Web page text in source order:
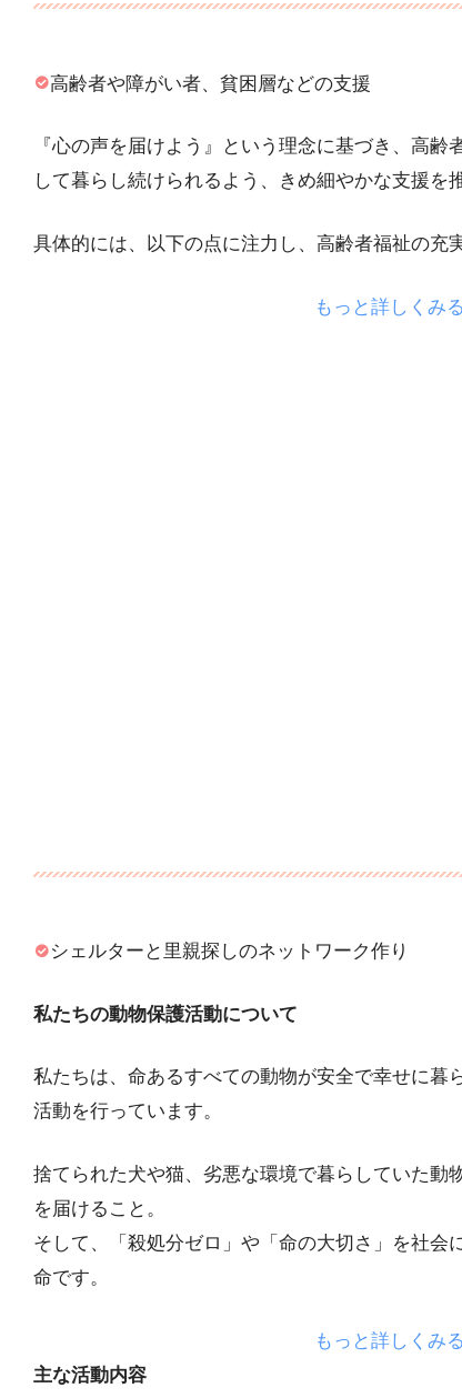
高齢者や障がい者、貧困層などの支援
『心の声を届けよう』という理念に基づき、高
して暮らし続けられるよう、きめ細やかな支援を
具体的には、以下の点に注力し、高齢者福祉の充
もっと詳しくみる
シェルターと里親探しのネットワーク作り
私たちの動物保護活動について
私たちは、命あるすべての動物が安全で幸せに暮
活動を行っています。
捨てられた犬や猫、劣悪な環境で暮らしていた動
を届けること。
そして、「殺処分ゼロ」や「命の大切さ」を社会
命です。
もっと詳しくみる
主な活動内容